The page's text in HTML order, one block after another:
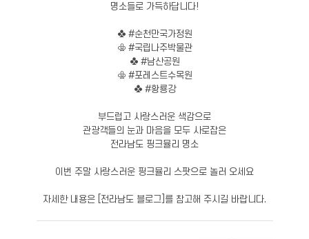
명소들로 가득하답니다!
♣ #순천만국가정원
♧ #국립나주박물관
♣ #남산공원
♧ #포레스트수목원
♣ #황룡강
부드럽고 사랑스러운 색감으로
관광객들의 눈과 마음을 모두 사로잡은
전라남도 핑크뮬리 명소
이번 주말 사랑스러운 핑크뮬리 스팟으로 놀러 오세요
자세한 내용은 [전라남도 블로그]를 참고해 주시길 바랍니다.